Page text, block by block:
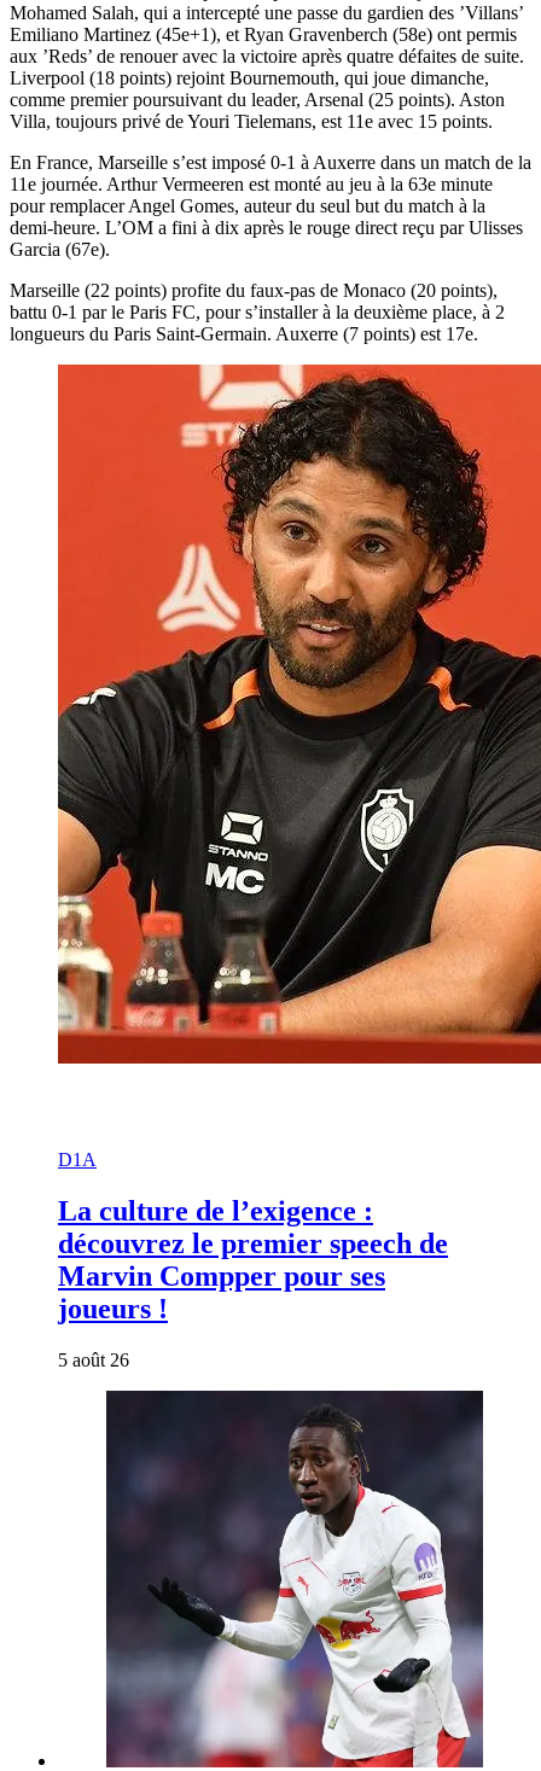
Mohamed Salah, qui a intercepté une passe du gardien des ’Villans’
Emiliano Martinez (45e+1), et Ryan Gravenberch (58e) ont permis
aux ’Reds’ de renouer avec la victoire après quatre défaites de suite.
Liverpool (18 points) rejoint Bournemouth, qui joue dimanche,
comme premier poursuivant du leader, Arsenal (25 points). Aston
Villa, toujours privé de Youri Tielemans, est 11e avec 15 points.
En France, Marseille s’est imposé 0-1 à Auxerre dans un match de la
11e journée. Arthur Vermeeren est monté au jeu à la 63e minute
pour remplacer Angel Gomes, auteur du seul but du match à la
demi-heure. L’OM a fini à dix après le rouge direct reçu par Ulisses
Garcia (67e).
Marseille (22 points) profite du faux-pas de Monaco (20 points),
battu 0-1 par le Paris FC, pour s’installer à la deuxième place, à 2
longueurs du Paris Saint-Germain. Auxerre (7 points) est 17e.
D1A
La culture de l’exigence :
découvrez le premier speech de
Marvin Compper pour ses
joueurs !
5 août 26